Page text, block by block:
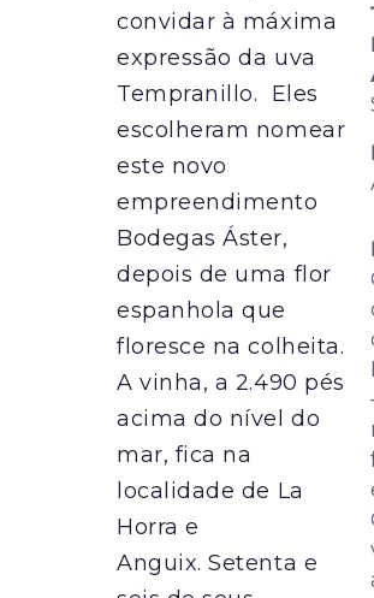
convidar à máxima
expressão da uva
Tempranillo. Eles
escolheram nomear
este novo
empreendimento
Bodegas Áster,
depois de uma flor
espanhola que
floresce na colheita.
A vinha, a 2.490 pés
acima do nível do
mar, fica na
localidade de La
Horra e
Anguix. Setenta e